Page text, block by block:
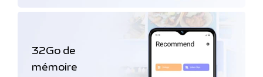
32Go de
mémoire